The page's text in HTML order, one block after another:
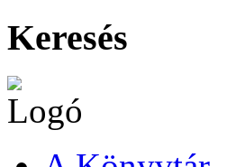
Keresés